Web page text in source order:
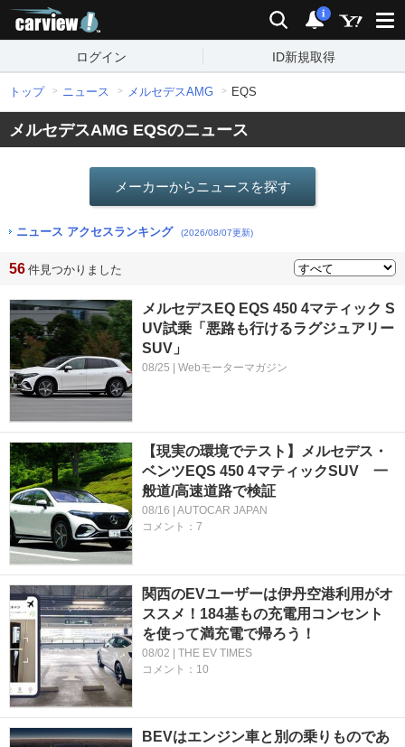
検索 通知
i
ログイン ID新規取得
トップ ニュース メルセデスAMG EQS
メルセデスAMG EQSのニュース
メーカーからニュースを探す
ニュース アクセスランキング (2026/08/07更新)
56 件見つかりました
メルセデスEQ EQS 450 4マティック S
UV試乗「悪路も行けるラグジュアリー
SUV」
08/25 | Webモーターマガジン
【現実の環境でテスト】メルセデス・
ベンツEQS 450 4マティックSUV 一
般道/高速道路で検証
08/16 | AUTOCAR JAPAN
コメント：7
関西のEVユーザーは伊丹空港利用がオ
ススメ！184基もの充電用コンセント
を使って満充電で帰ろう！
08/02 | THE EV TIMES
コメント：10
BEVはエンジン車と別の乗りものであ